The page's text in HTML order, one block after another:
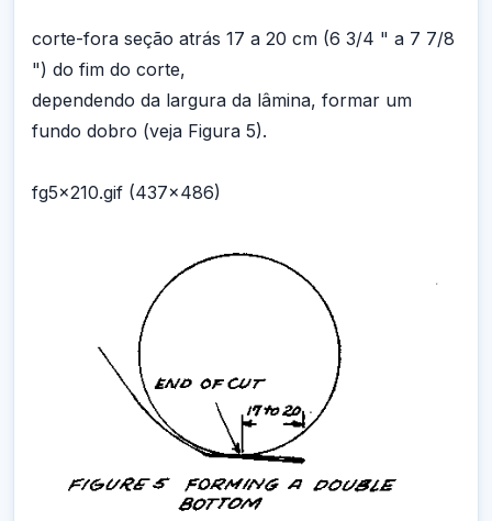
corte-fora seção atrás 17 a 20 cm (6 3/4 " a 7 7/8
") do fim do corte,
dependendo da largura da lâmina, formar um
fundo dobro (veja Figura 5).
fg5x210.gif (437x486)